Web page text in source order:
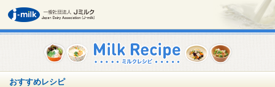
おすすめレシピ